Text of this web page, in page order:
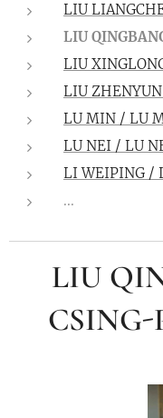
LIU
LIU
LIU
LIU
LU MIN / LU
LU NEI / LU
LI WEIPING /
...
LIU